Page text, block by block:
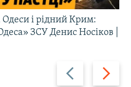
Назад Вперед
Одеси і рідний Крим:
ЗСУ Денис Носіков |